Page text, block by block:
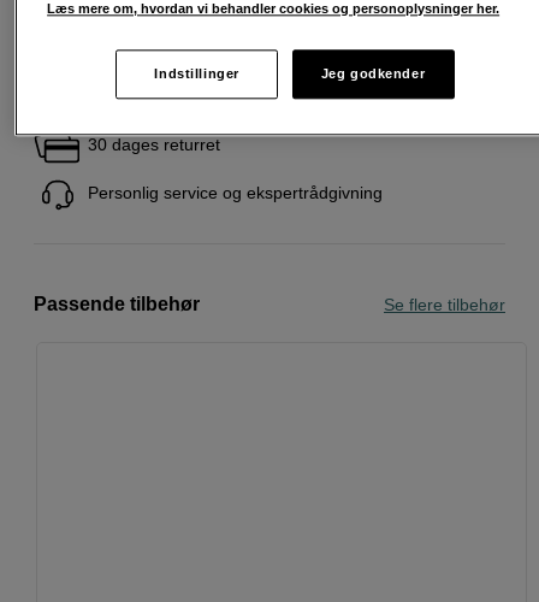
Fri fragt ved køb over 500 kr.
30 dages returret
Personlig service og ekspertrådgivning
Passende tilbehør Se flere tilbehør
Læs mere om, hvordan vi behandler cookies og personoplysninger her.
Indstillinger Jeg godkender